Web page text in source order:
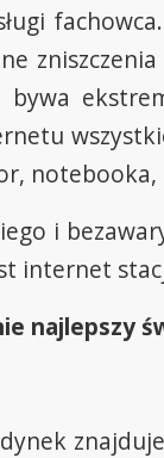
bywa
i
internet
najlepszy